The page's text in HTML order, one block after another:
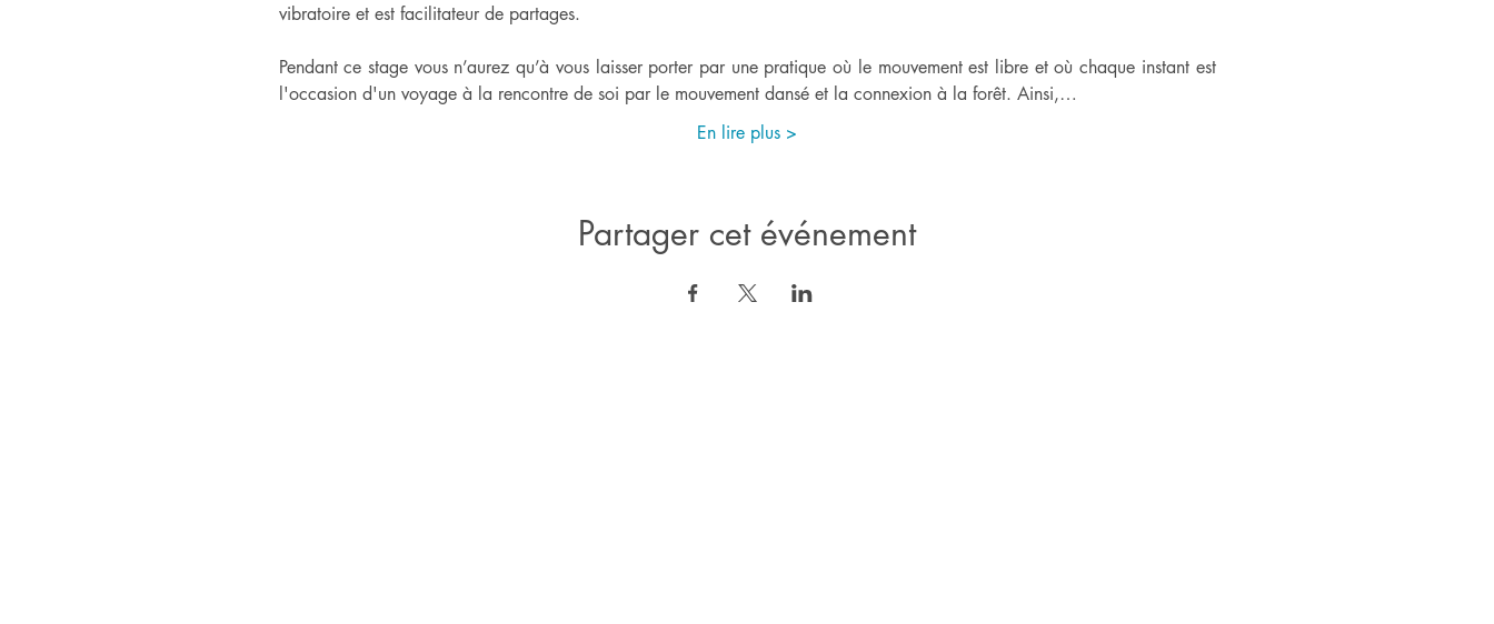
vibratoire et est facilitateur de partages.
Pendant ce stage vous n’aurez qu’à vous laisser porter par une pratique où le mouvement est libre et où chaque instant est
l'occasion d'un voyage à la rencontre de soi par le mouvement dansé et la connexion à la forêt. Ainsi,…
En lire plus >
Partager cet événement